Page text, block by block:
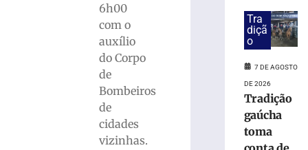
6h00
com o
auxílio
do Corpo
de
Bombeiros
de
cidades
vizinhas.
prende
mulher
suspeita
tráfico
pessoas
Tra
diçã
o
7 DE AGOSTO
DE 2026
Tradição
gaúcha
toma